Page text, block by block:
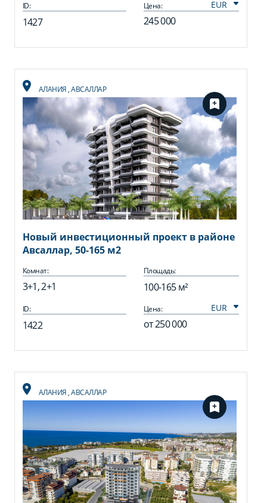
ID:
1427
Цена:
245 000
АЛАНИЯ,АВСАЛЛАР
Новый инвестиционный проект в районе
Авсаллар, 50-165 м2
Комнат:
3+1, 2+1
Площадь:
100-165 м²
ID:
1422
Цена:
от250 000
АЛАНИЯ,АВСАЛЛАР